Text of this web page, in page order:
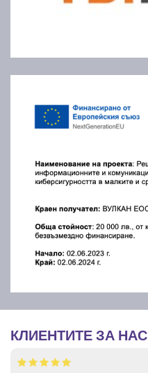
КЛИЕНТИТЕ ЗА НАС